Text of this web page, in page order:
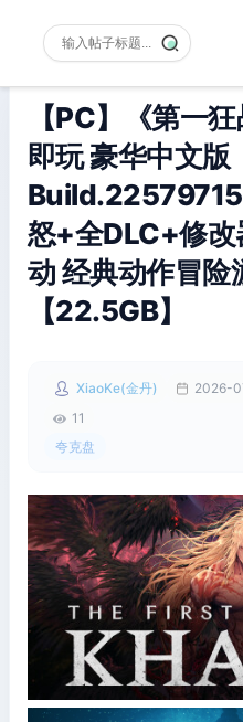
【PC】《第一
即玩 豪华中文版
怒+全DLC+修改
动 经典动作冒险
【22.5GB】
XiaoKe(金丹) 2026-
11
夸克盘